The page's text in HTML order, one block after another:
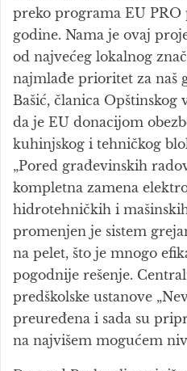
preko programa EU PRO
godine. Nama je ovaj
od najvećeg lokalnog
najmlađe prioritet za naš
Bašić, članica
da je EU donacijom
kuhinjskog i tehničkog
„Pored građevinskih
kompletna zamena
hidrotehničkih i
promenjen je sistem
na pelet, što je mnogo
pogodnije rešenje.
predškolske ustanove
preuređena i sada su
na najvišem mogućem